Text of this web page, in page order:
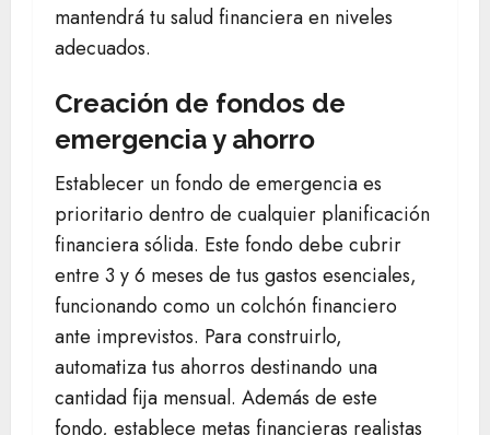
mantendrá tu salud financiera en niveles
adecuados.
Creación de fondos de
emergencia y ahorro
Establecer un fondo de emergencia es
prioritario dentro de cualquier planificación
financiera sólida. Este fondo debe cubrir
entre 3 y 6 meses de tus gastos esenciales,
funcionando como un colchón financiero
ante imprevistos. Para construirlo,
automatiza tus ahorros destinando una
cantidad fija mensual. Además de este
fondo, establece metas financieras realistas